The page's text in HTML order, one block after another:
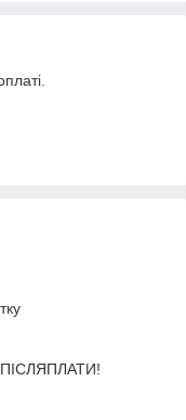
ПІСЛЯПЛАТИ!